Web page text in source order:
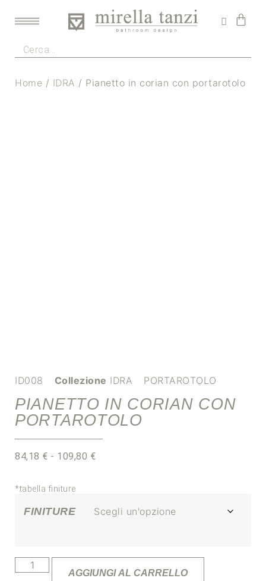
Home / IDRA / Pianetto in corian con portarotolo
ID008 Collezione IDRA PORTAROTOLO
PIANETTO IN CORIAN CON
PORTAROTOLO
84,18 € - 109,80 €
*tabella finiture
FINITURE
AGGIUNGI AL CARRELLO